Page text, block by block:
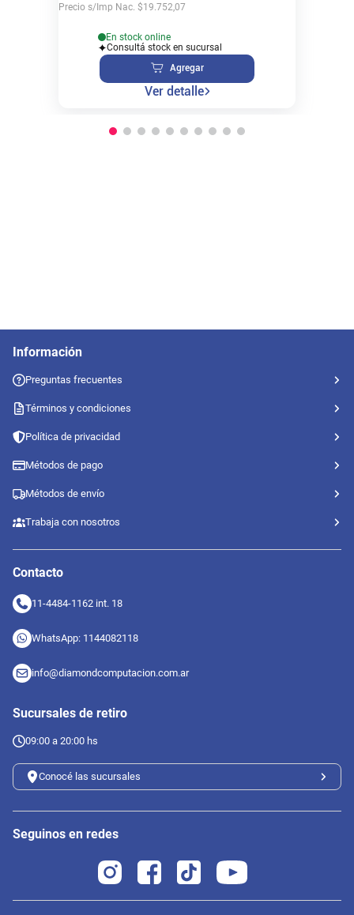
Precio s/Imp Nac. $19.752,07
En stock online
Consultá stock en sucursal
Agregar
Ver detalle
Información
Preguntas frecuentes
Términos y condiciones
Política de privacidad
Métodos de pago
Métodos de envío
Trabaja con nosotros
Contacto
11-4484-1162 int. 18
WhatsApp: 1144082118
info@diamondcomputacion.com.ar
Sucursales de retiro
09:00 a 20:00 hs
Conocé las sucursales
Seguinos en redes